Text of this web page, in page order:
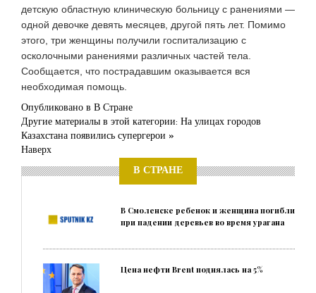
ЧЕЛОВЕК И ЗАКОН
Климент Колесников ждет
выступлений под российским гимном
06.08.2026 22:43
детскую областную клиническую больницу с ранениями —
одной девочке девять месяцев, другой пять лет. Помимо
этого, три женщины получили госпитализацию с
осколочными ранениями различных частей тела.
Сообщается, что пострадавшим оказывается вся
необходимая помощь.
Опубликовано в В Стране
Другие материалы в этой категории: На улицах городов
Казахстана появились супергерои »
Наверх
В СТРАНЕ
В Смоленске ребенок и женщина погибли
при падении деревьев во время урагана
Цена нефти Brent поднялась на 5%